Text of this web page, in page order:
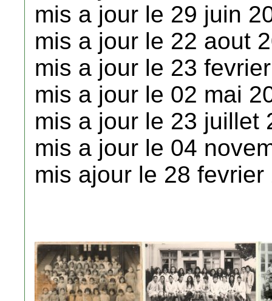
mis a jour le 29 juin
mis a jour le 22 aout
mis a jour le 23
mis a jour le 02 mai
mis a jour le 23 juillet
mis a jour le 04
mis ajour le 28 fevrier